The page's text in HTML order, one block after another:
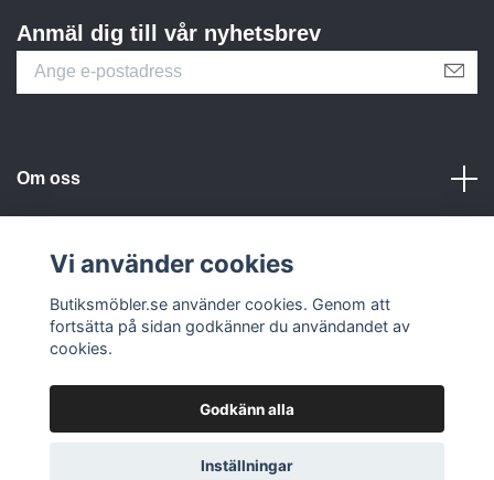
Anmäl dig till vår nyhetsbrev
Om oss
Sociala medier
© 2026 Butiksmöbler.se
Vi använder cookies
Butiksmöbler.se använder cookies. Genom att
fortsätta på sidan godkänner du användandet av
cookies.
Godkänn alla
Inställningar